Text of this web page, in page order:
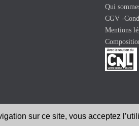
sur ce site, vous acceptez
Qui
CGV -
Mentions
Copyright